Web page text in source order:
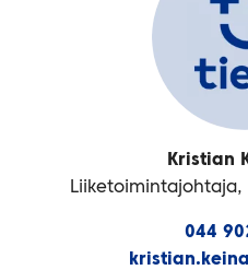
Kristian
Liiketoimintajohtaja,
044